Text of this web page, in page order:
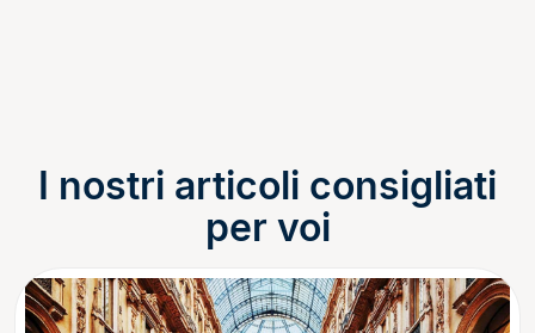
I nostri articoli consigliati
per voi